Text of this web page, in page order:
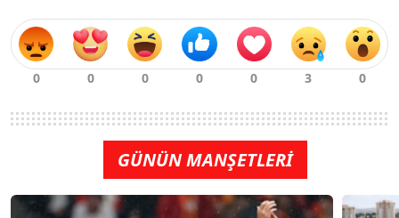
GÜNÜN MANŞETLERİ